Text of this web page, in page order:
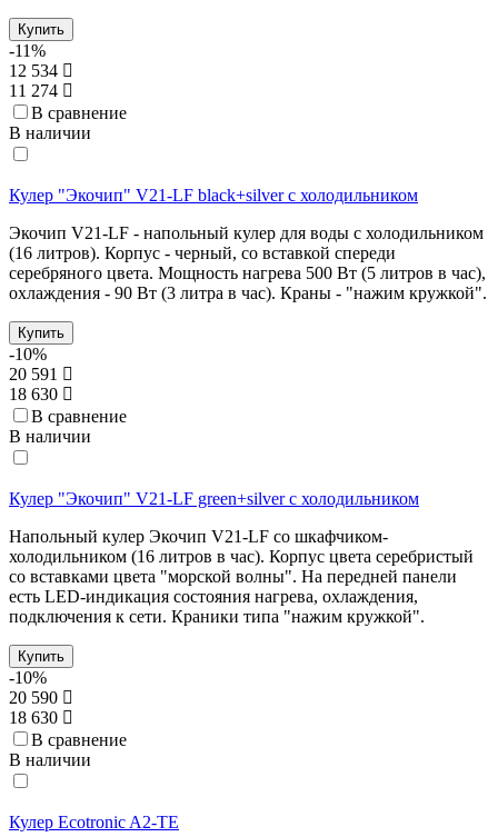
Купить
-11%
12 534
11 274
В сравнение
В наличии
Кулер "Экочип" V21-LF black+silver с холодильником
Экочип V21-LF - напольный кулер для воды с холодильником
(16 литров). Корпус - черный, со вставкой спереди
серебряного цвета. Мощность нагрева 500 Вт (5 литров в час),
охлаждения - 90 Вт (3 литра в час). Краны - "нажим кружкой".
Купить
-10%
20 591
18 630
В сравнение
В наличии
Кулер "Экочип" V21-LF green+silver c холодильником
Напольный кулер Экочип V21-LF со шкафчиком-
холодильником (16 литров в час). Корпус цвета серебристый
со вставками цвета "морской волны". На передней панели
есть LED-индикация состояния нагрева, охлаждения,
подключения к сети. Краники типа "нажим кружкой".
Купить
-10%
20 590
18 630
В сравнение
В наличии
Кулер Ecotronic A2-TE